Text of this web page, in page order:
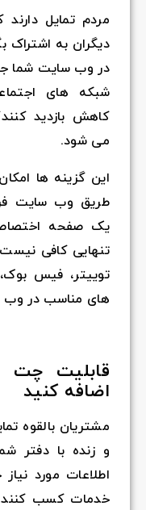
مردم تمایل
دیگران به اشتراک
در وب سایت شما
شبکه های
کاهش بازدید
می شود.
این گزینه ها
طریق وب سایت
یک صفحه
تنهایی کافی
توییتر، فیس بوک،
های مناسب در وب
قابلیت چت
اضافه کنید
مشتریان بالقوه
و زنده با دفتر
اطلاعات مورد
خدمات کسب کنند.